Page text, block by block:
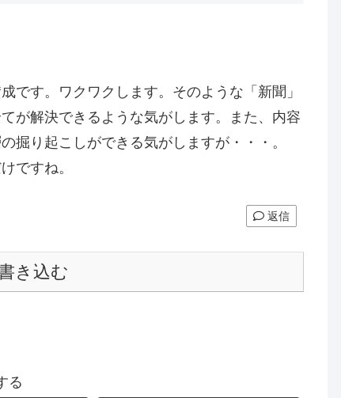
です。ワクワクします。そのような「新聞」
が解決できるような気がします。また、内容
掘り起こしができる気がしますが・・・。
ですね。
返信
き込む
る